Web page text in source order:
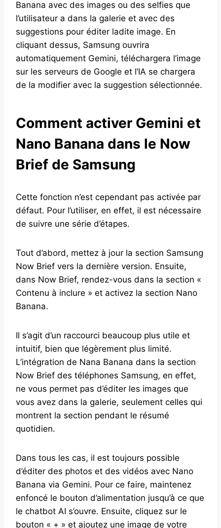
Banana avec des images ou des selfies que
l’utilisateur a dans la galerie et avec des
suggestions pour éditer ladite image. En
cliquant dessus, Samsung ouvrira
automatiquement Gemini, téléchargera l’image
sur les serveurs de Google et l’IA se chargera
de la modifier avec la suggestion sélectionnée.
Comment activer Gemini et
Nano Banana dans le Now
Brief de Samsung
Cette fonction n’est cependant pas activée par
défaut. Pour l’utiliser, en effet, il est nécessaire
de suivre une série d’étapes.
Tout d’abord, mettez à jour la section Samsung
Now Brief vers la dernière version. Ensuite,
dans Now Brief, rendez-vous dans la section «
Contenu à inclure » et activez la section Nano
Banana.
Il s’agit d’un raccourci beaucoup plus utile et
intuitif, bien que légèrement plus limité.
L’intégration de Nana Banana dans la section
Now Brief des téléphones Samsung, en effet,
ne vous permet pas d’éditer les images que
vous avez dans la galerie, seulement celles qui
montrent la section pendant le résumé
quotidien.
Dans tous les cas, il est toujours possible
d’éditer des photos et des vidéos avec Nano
Banana via Gemini. Pour ce faire, maintenez
enfoncé le bouton d’alimentation jusqu’à ce que
le chatbot AI s’ouvre. Ensuite, cliquez sur le
bouton « + » et ajoutez une image de votre